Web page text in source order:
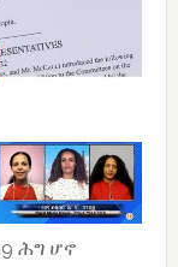
ሕግ ሆኖ